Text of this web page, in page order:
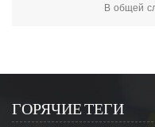
В общей
ГОРЯЧИЕ ТЕГИ